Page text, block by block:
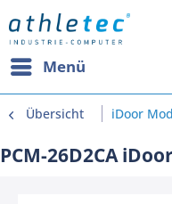
Menü
Übersicht iDoor
PCM-26D2CA